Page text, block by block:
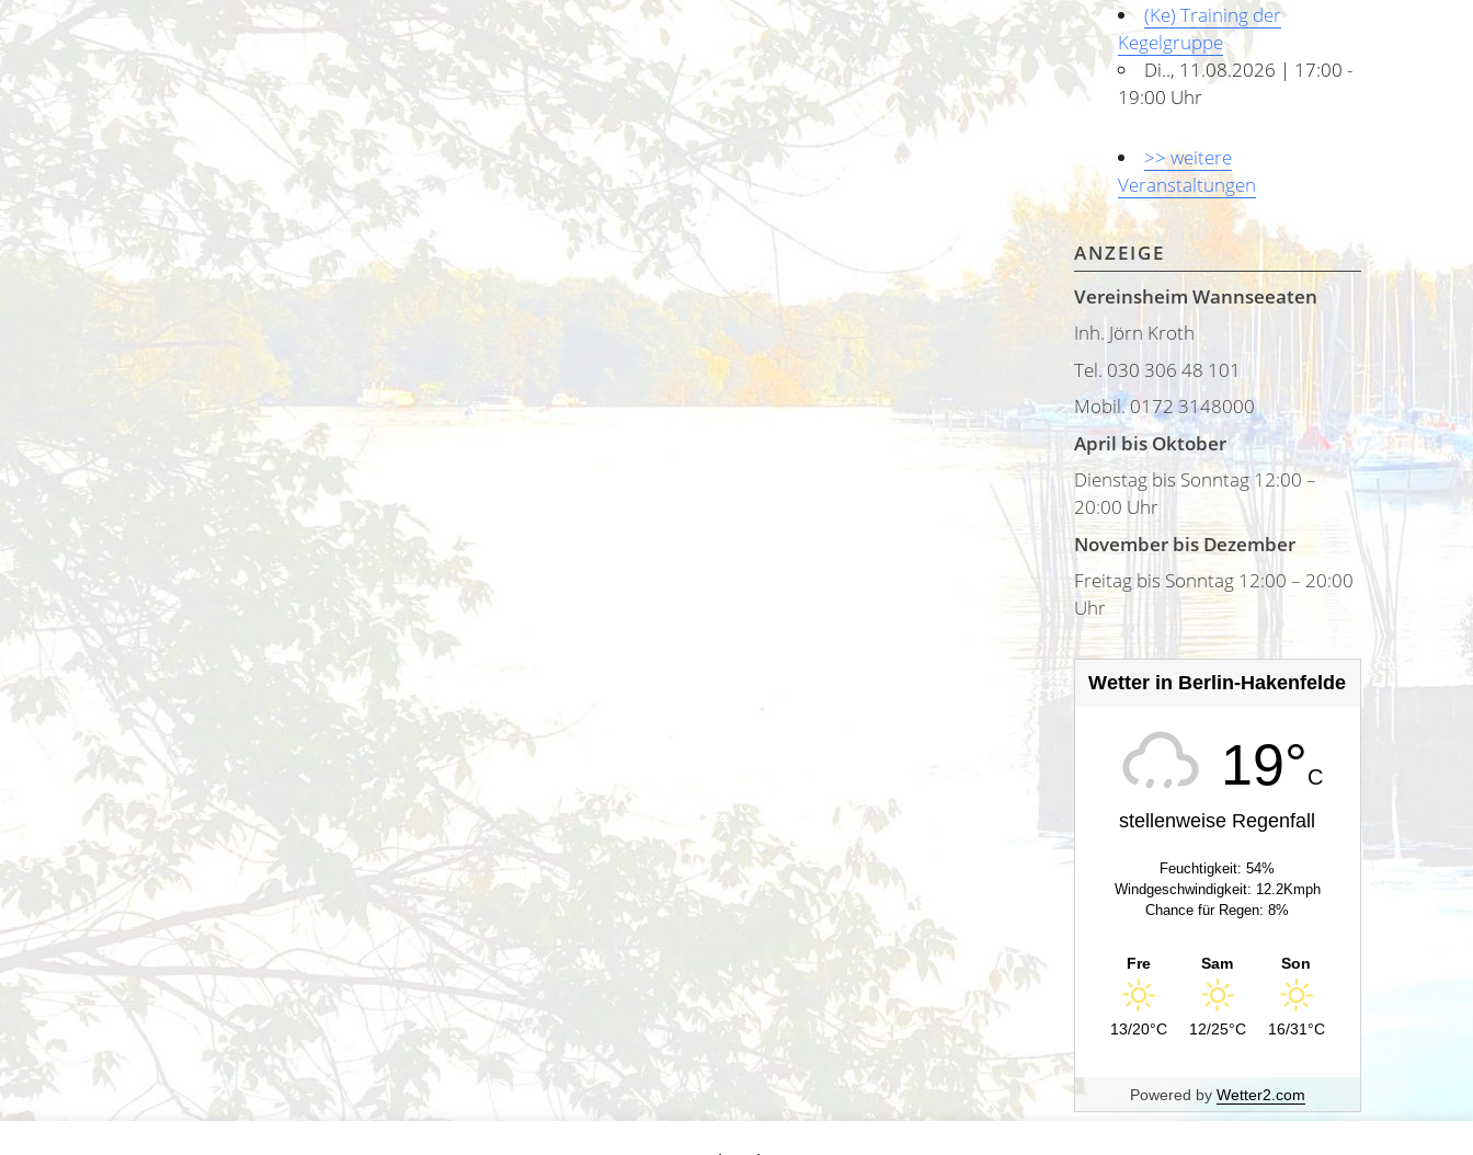
(Ke) Training der
Kegelgruppe
Di.., 11.08.2026 | 17:00 -
19:00 Uhr
>> weitere
Veranstaltungen
ANZEIGE
Vereinsheim Wannseeaten
Inh. Jörn Kroth
Tel. 030 306 48 101
Mobil. 0172 3148000
April bis Oktober
Dienstag bis Sonntag 12:00 –
20:00 Uhr
November bis Dezember
Freitag bis Sonntag 12:00 – 20:00
Uhr
Wetter in Berlin-Hakenfelde
19°C
stellenweise Regenfall
Feuchtigkeit: 54%
Windgeschwindigkeit: 12.2Kmph
Chance für Regen: 8%
Fre
13/20°C
Sam
12/25°C
Son
16/31°C
Powered by Wetter2.com